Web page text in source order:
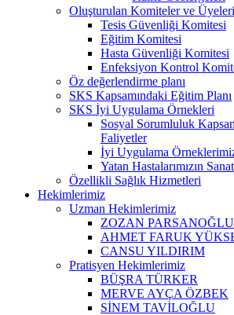
Oluşturulan Komiteler ve Üyeleri
Tesis Güvenliği Komitesi
Eğitim Komitesi
Hasta Güvenliği Komitesi
Enfeksiyon Kontrol
Öz değerlendirme planı
SKS Kapsamındaki Eğitim Planı
SKS İyi Uygulama Örnekleri
Sosyal Sorumluluk
Faliyetler
İyi Uygulama
Yatan Hastalarımızın
Özellikli Sağlık Hizmetleri
Hekimlerimiz
Uzman Hekimlerimiz
ZOZAN PARSANOĞLU
AHMET FARUK
CANSU YILDIRIM
Pratisyen Hekimlerimiz
BÜŞRA TÜRKER
MERVE AYÇA ÖZBEK
SİNEM TAVİLOĞLU